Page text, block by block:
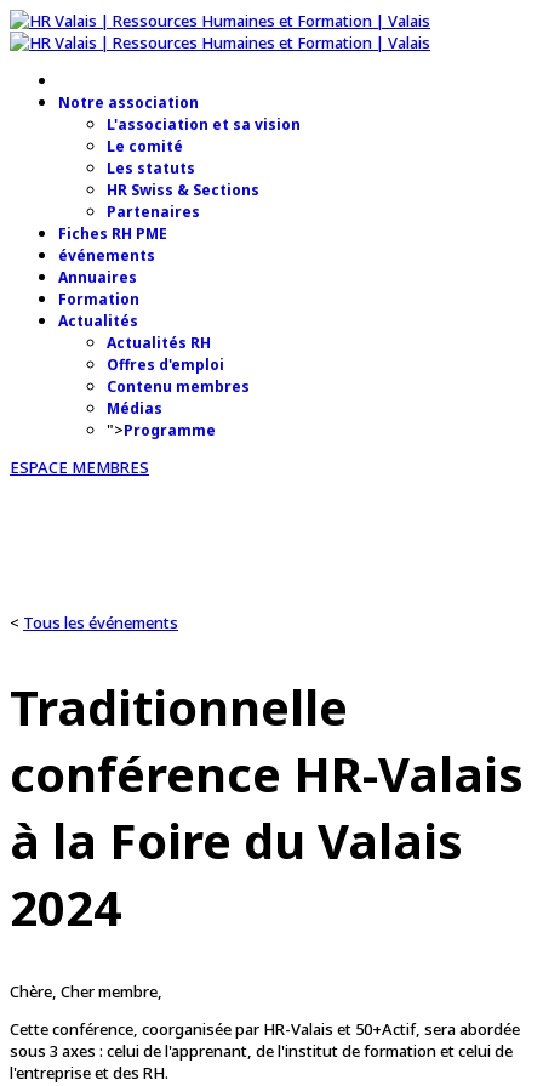
Notre association
L'association et sa vision
Le comité
Les statuts
HR Swiss & Sections
Partenaires
Fiches RH PME
événements
Annuaires
Formation
Actualités
Actualités RH
Offres d'emploi
Contenu membres
Médias
">Programme
ESPACE MEMBRES
< Tous les événements
Traditionnelle
conférence HR-Valais
à la Foire du Valais
2024
Chère, Cher membre,
Cette conférence, coorganisée par HR-Valais et 50+Actif, sera abordée
sous 3 axes : celui de l'apprenant, de l'institut de formation et celui de
l'entreprise et des RH.